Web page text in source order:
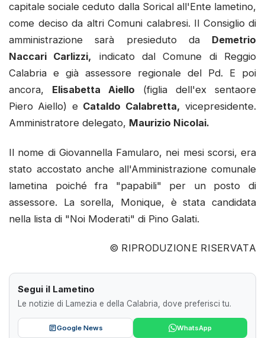
capitale sociale ceduto dalla Sorical all'Ente lametino,
come deciso da altri Comuni calabresi. Il Consiglio di
amministrazione sarà presieduto da Demetrio
Naccari Carlizzi,
indicato dal Comune di Reggio
Calabria e già assessore regionale del Pd. E poi
ancora, Elisabetta Aiello (figlia dell'ex sentaore
Piero Aiello) e Cataldo Calabretta, vicepresidente.
Amministratore delegato, Maurizio Nicolai.
Il nome di Giovannella Famularo, nei mesi scorsi, era
stato accostato anche all'Amministrazione comunale
lametina poiché fra "papabili" per un posto di
assessore. La sorella, Monique, è stata candidata
nella lista di "Noi Moderati" di Pino Galati.
© RIPRODUZIONE RISERVATA
Segui il Lametino
Le notizie di Lamezia e della Calabria, dove preferisci tu.
Google News WhatsApp